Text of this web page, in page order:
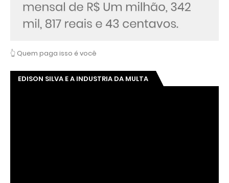
👆 Quem paga isso é você
EDISON SILVA E A INDUSTRIA DA MULTA